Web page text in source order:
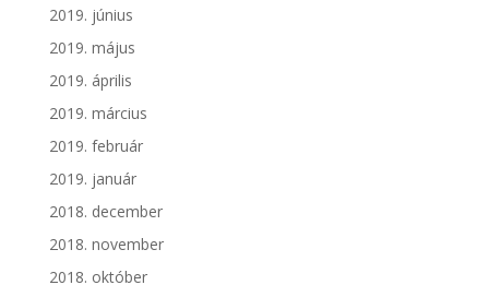
2019. június
2019. május
2019. április
2019. március
2019. február
2019. január
2018. december
2018. november
2018. október